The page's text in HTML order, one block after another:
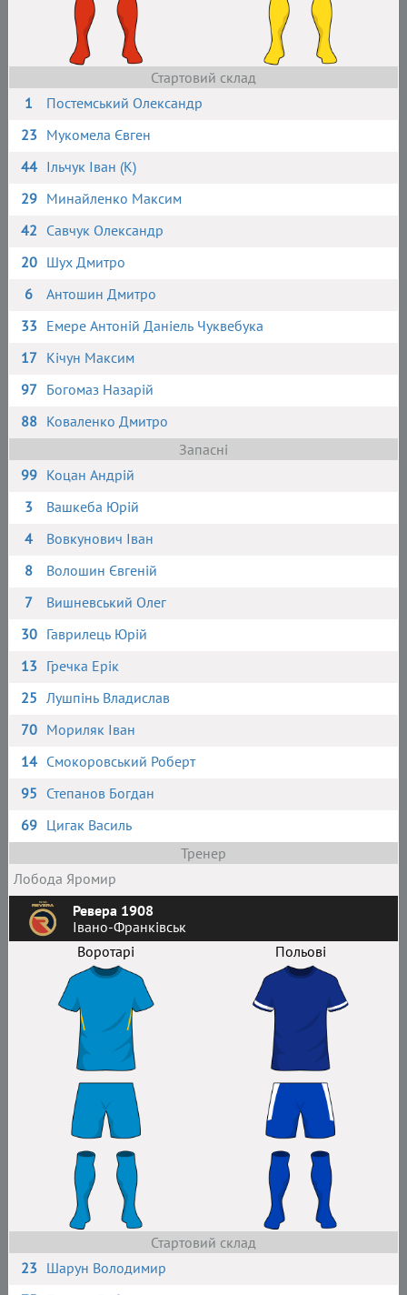
Стартовий склад
1
Постемський Олександр
23 Мукомела Євген
44 Ільчук Іван (К)
29 Минайленко Максим
42 Савчук Олександр
20 Шух Дмитро
6
Антошин Дмитро
33 Емере Антоній Даніель Чуквебука
17 Кічун Максим
97 Богомаз Назарій
88 Коваленко Дмитро
Запасні
99 Коцан Андрій
3
Вашкеба Юрій
4
Вовкунович Іван
8
Волошин Євгеній
7
Вишневський Олег
30 Гаврилець Юрій
13 Гречка Ерік
25 Лушпінь Владислав
70 Мориляк Іван
14 Смокоровський Роберт
95 Степанов Богдан
69 Цигак Василь
Тренер
Лобода Яромир
Ревера 1908
Івано-Франківськ
Воротарі
Польові
Стартовий склад
23 Шарун Володимир